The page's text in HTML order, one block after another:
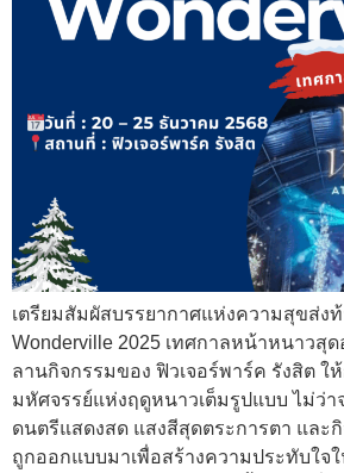
เตรียมสัมผัสบรรยากาศแห่งความสุขส่ง
Wonderville 2025 เทศกาลหน้าหนาวสุ
ลานกิจกรรมของ ฟิวเจอร์พาร์ค รังสิต ใ
มหัศจรรย์แห่งฤดูหนาวเต็มรูปแบบ ไม่ว่า
ดนตรีแสดงสด แสงสีสุดตระการตา และ
ถูกออกแบบมาเพื่อสร้างความประทับใจ